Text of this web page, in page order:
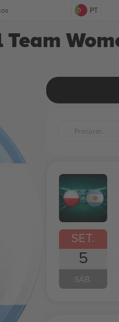
PT
SET.
5
SÁB.